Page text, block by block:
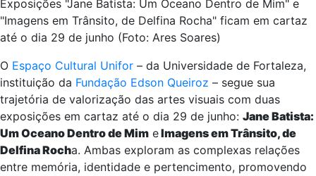
Exposições "Jane Batista: Um Oceano Dentro de Mim" e
"Imagens em Trânsito, de Delfina Rocha" ficam em cartaz
até o dia 29 de junho (Foto: Ares Soares)
O Espaço Cultural Unifor – da Universidade de Fortaleza,
instituição da Fundação Edson Queiroz – segue sua
trajetória de valorização das artes visuais com duas
exposições em cartaz até o dia 29 de junho: Jane Batista:
Um Oceano Dentro de Mim eImagens em Trânsito, de
Delfina Rocha. Ambas exploram as complexas relações
entre memória, identidade e pertencimento, promovendo